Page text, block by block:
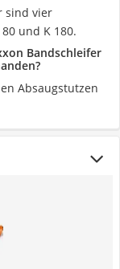
sind vier
und K 180.
Bandschleifer
Absaugstutzen